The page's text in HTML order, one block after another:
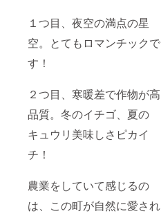
１つ目、夜空の満点の星
空。とてもロマンチックで
す！
２つ目、寒暖差で作物が高
品質。冬のイチゴ、夏の
キュウリ美味しさピカイ
チ！
農業をしていて感じるの
は、この町が自然に愛され